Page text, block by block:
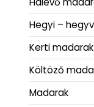
Hegyi –
Kerti madarak
Költöző
Madarak